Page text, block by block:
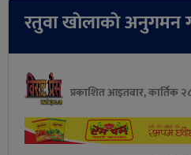
रतुवा खाेलाकाे अनुगमन
प्रकाशित आइतबार, कार्तिक